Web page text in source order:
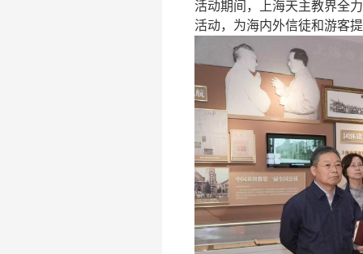
活动期间，上海天主教界全
活动，为海内外信徒和游客